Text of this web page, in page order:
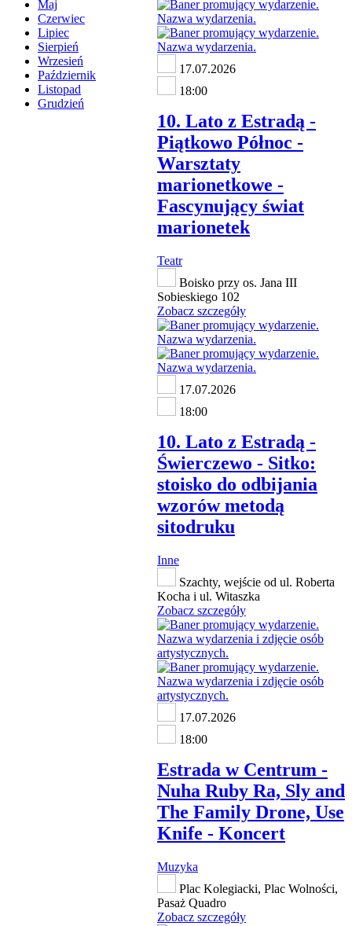
Maj
Czerwiec
Lipiec
Sierpień
Wrzesień
Październik
Listopad
Grudzień
17.07.2026
18:00
10. Lato z Estradą -
Piątkowo Północ -
Warsztaty
marionetkowe -
Fascynujący świat
marionetek
Teatr
Boisko przy os. Jana III
Sobieskiego 102
Zobacz szczegóły
17.07.2026
18:00
10. Lato z Estradą -
Świerczewo - Sitko:
stoisko do odbijania
wzorów metodą
sitodruku
Inne
Szachty, wejście od ul. Roberta
Kocha i ul. Witaszka
Zobacz szczegóły
17.07.2026
18:00
Estrada w Centrum -
Nuha Ruby Ra, Sly and
The Family Drone, Use
Knife - Koncert
Muzyka
Plac Kolegiacki, Plac Wolności,
Pasaż Quadro
Zobacz szczegóły